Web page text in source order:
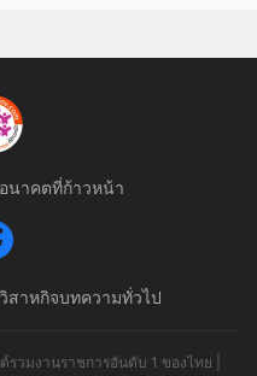
นาคตที่ก้าวหน้า
สาหกิจบทความทั่วไป
วมงานราชการอันดับ 1 ของไทย |